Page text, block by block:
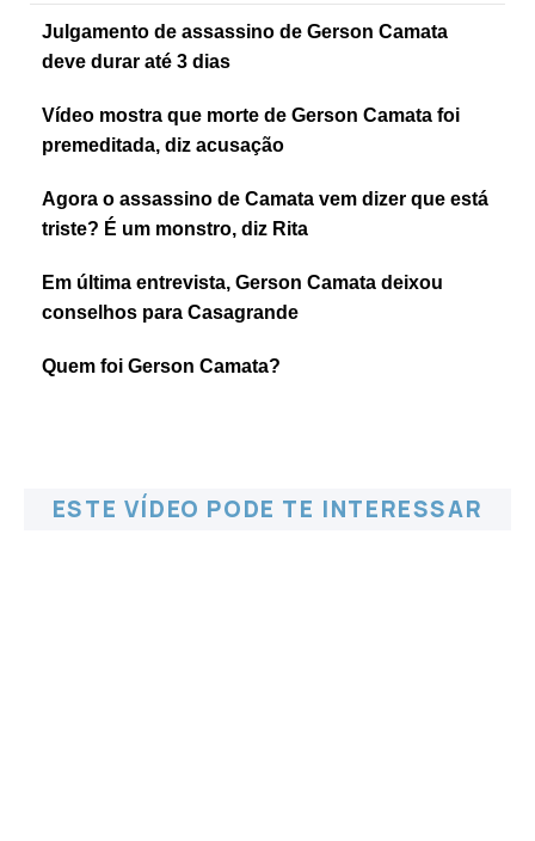
Julgamento de assassino de Gerson Camata
deve durar até 3 dias
Vídeo mostra que morte de Gerson Camata foi
premeditada, diz acusação
Agora o assassino de Camata vem dizer que está
triste? É um monstro, diz Rita
Em última entrevista, Gerson Camata deixou
conselhos para Casagrande
Quem foi Gerson Camata?
ESTE VÍDEO PODE TE INTERESSAR